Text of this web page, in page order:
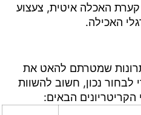
האכלה איטית, צעצוע
האכילה.
שמטרתם להאט את
נכון, חשוב להשוות
הקריטריונים הבאים: